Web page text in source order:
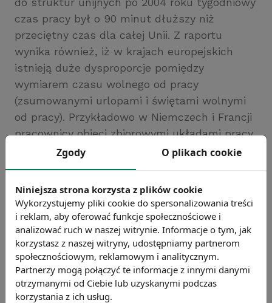
czas pracy był o 90 minut dłuższy niż
przeciętny czas dla całej Unii. Z raportu
wynika również, iż w krajach europejskich
istnieją duże dysproporcje pomiędzy
wymiarem czasu wolnego od pracy
(zsumowanymi urlopami i świętami wolnymi
od pracy). Przykładowo w Niemczech i Francji
pracownicy objęci zbiorowymi układami pracy
mogli liczyć na 40 dni wolnych od pracy, a w
Belgii tylko na 29. Stanowi to ponad
Źródło: Eurofound
Chcesz wiedzieć więcej?
Zobacz więcej wiadomości
Zgody O plikach cookie
Niniejsza strona korzysta z plików cookie
Wykorzystujemy pliki cookie do spersonalizowania treści
i reklam, aby oferować funkcje społecznościowe i
analizować ruch w naszej witrynie. Informacje o tym, jak
korzystasz z naszej witryny, udostępniamy partnerom
społecznościowym, reklamowym i analitycznym.
Partnerzy mogą połączyć te informacje z innymi danymi
otrzymanymi od Ciebie lub uzyskanymi podczas
korzystania z ich usług.